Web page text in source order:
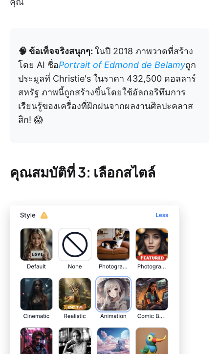
🧠 ข้อเท็จจริงสนุกๆ: ในปี 2018 ภาพวาดที่สร้าง
โดย AI ชื่อPortrait of Edmond de Belamyถูก
ประมูลที่ Christie's ในราคา 432,500 ดอลลาร์
สหรัฐ ภาพนี้ถูกสร้างขึ้นโดยใช้อัลกอริทึมการ
เรียนรู้ของเครื่องที่ฝึกฝนจากผลงานศิลปะคลาส
สิก! 😱
คุณสมบัติที่ 3: เลือกสไตล์